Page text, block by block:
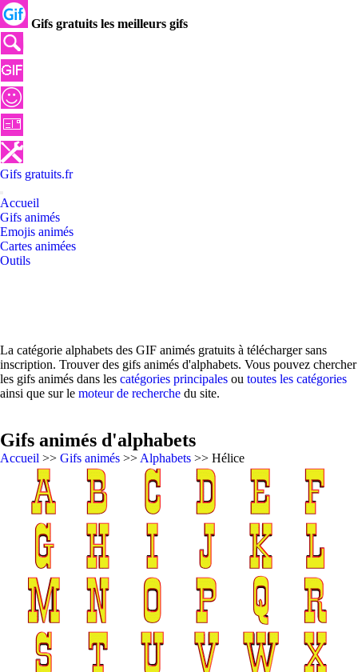
Gifs gratuits les meilleurs gifs
Gifs gratuits.fr
Accueil
Gifs animés
Emojis animés
Cartes animées
Outils
La catégorie alphabets des GIF animés gratuits à télécharger sans
inscription. Trouver des gifs animés d'alphabets. Vous pouvez chercher
les gifs animés dans les catégories principales ou toutes les catégories
ainsi que sur le moteur de recherche du site.
Gifs animés d'alphabets
Accueil >> Gifs animés >> Alphabets >> Hélice